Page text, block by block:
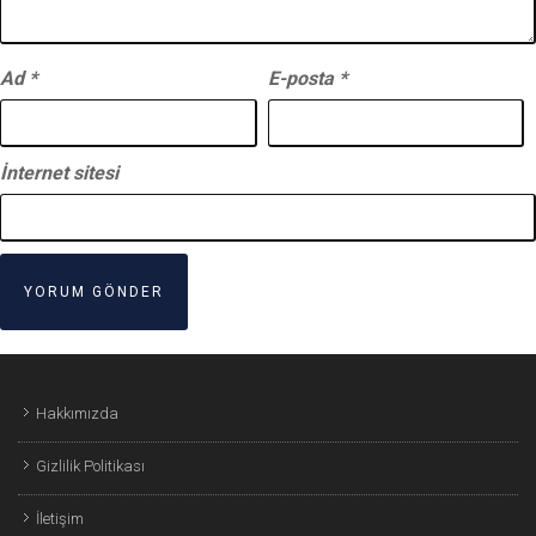
Ad * E-posta *
İnternet sitesi
Hakkımızda
Gizlilik Politikası
İletişim